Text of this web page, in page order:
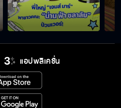
แอปพลิเคชั่น